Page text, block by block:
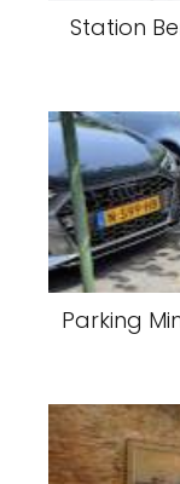
Station
Parking